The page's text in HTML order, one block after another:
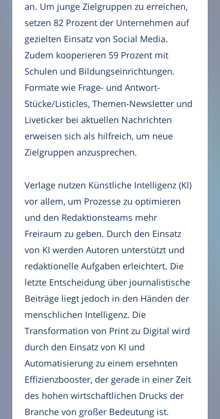
an. Um junge Zielgruppen zu erreichen,
setzen 82 Prozent der Unternehmen auf
gezielten Einsatz von Social Media.
Zudem kooperieren 59 Prozent mit
Schulen und Bildungseinrichtungen.
Formate wie Frage- und Antwort-
Stücke/Listicles, Themen-Newsletter und
Liveticker bei aktuellen Nachrichten
erweisen sich als hilfreich, um neue
Zielgruppen anzusprechen.
Verlage nutzen Künstliche Intelligenz (KI)
vor allem, um Prozesse zu optimieren
und den Redaktionsteams mehr
Freiraum zu geben. Durch den Einsatz
von KI werden Autoren unterstützt und
redaktionelle Aufgaben erleichtert. Die
letzte Entscheidung über journalistische
Beiträge liegt jedoch in den Händen der
menschlichen Intelligenz. Die
Transformation von Print zu Digital wird
durch den Einsatz von KI und
Automatisierung zu einem ersehnten
Effizienzbooster, der gerade in einer Zeit
des hohen wirtschaftlichen Drucks der
Branche von großer Bedeutung ist.